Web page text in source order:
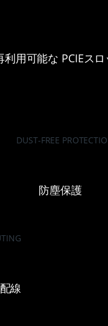
利用可能な PCIEス
防塵保護
線